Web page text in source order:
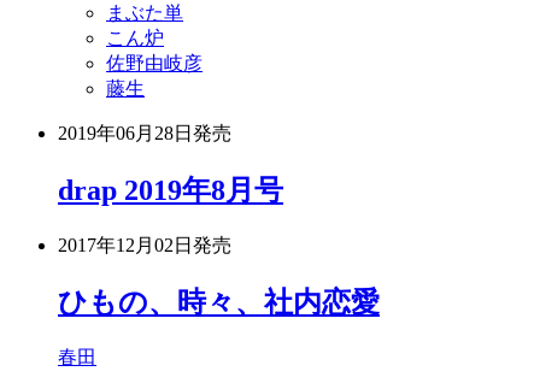
まぶた単
こん炉
佐野由岐彦
藤生
2019年06月28日 発売
drap 2019年8月号
2017年12月02日 発売
ひもの、時々、社内恋愛
春田